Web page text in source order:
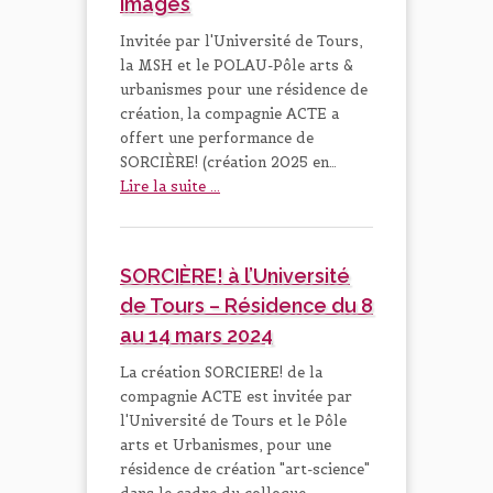
Invitée par l'Université de Tours,
la MSH et le POLAU-Pôle arts &
urbanismes pour une résidence de
création, la compagnie ACTE a
offert une performance de
SORCIÈRE! (création 2025 en…
Lire la suite ...
SORCIÈRE! à l’Université
de Tours – Résidence du 8
au 14 mars 2024
La création SORCIERE! de la
compagnie ACTE est invitée par
l'Université de Tours et le Pôle
arts et Urbanismes, pour une
résidence de création "art-science"